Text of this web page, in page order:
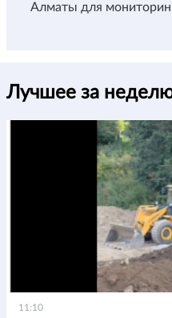
Алматы для
Лучшее за
11:10